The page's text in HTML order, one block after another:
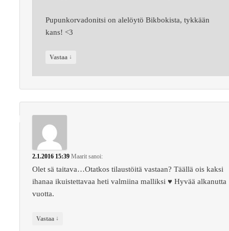
Pupunkorvadonitsi on alelöytö Bikbokista, tykkään
kans! <3
Vastaa ↓
2.1.2016 15:39 Maarit sanoi:
Olet sä taitava…Otatkos tilaustöitä vastaan? Täällä ois kaksi
ihanaa ikuistettavaa heti valmiina malliksi ♥ Hyvää alkanutta
vuotta.
Vastaa ↓